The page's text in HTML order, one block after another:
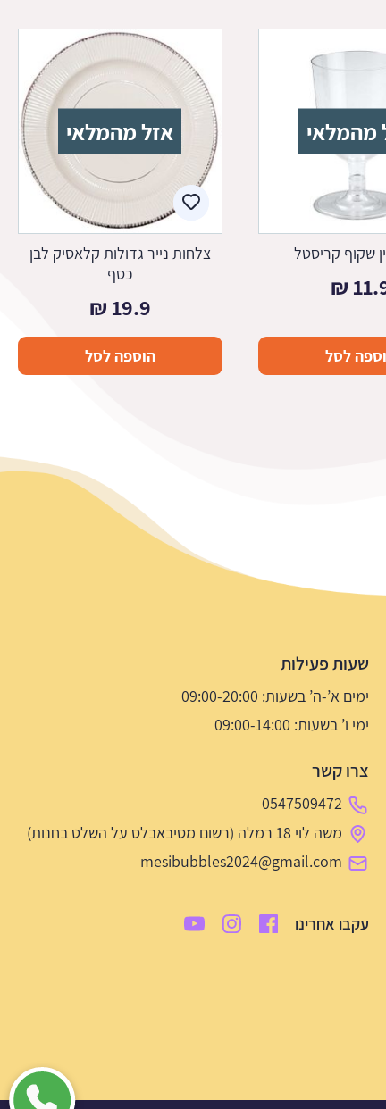
מהמלאי
שקוף קריסטל
₪
לסל
אזל מהמלאי
צלחות נייר גדולות קלאסיק לבן
כסף
19.9
₪
הוספה לסל
שעות פעילות
ימים א’-ה’ בשעות: 09:00-20:00
ימי ו’ בשעות: 09:00-14:00
צרו קשר
0547509472
משה לוי 18 רמלה (רשום מסיבאבלס על השלט בחנות)
mesibubbles2024@gmail.com
עקבו אחרינו